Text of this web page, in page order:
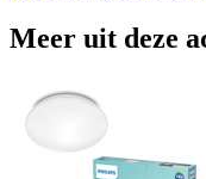
Meer uit deze